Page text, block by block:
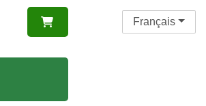
 Français